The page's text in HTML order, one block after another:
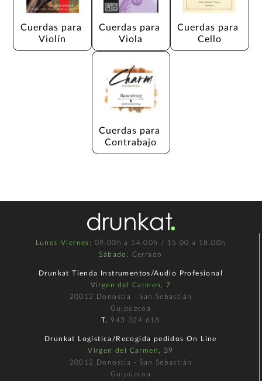
Cuerdas para
Violín
Cuerdas para
Viola
Cuerdas para
Cello
Cuerdas para
Contrabajo
Lunes-Viernes : 09.00h a 14.00h / 15.00 a 18.00h
Sábado : Cerrado
Drunkat Tienda Instrumentos/Audio Profesional
Virgen del Carmen, 7
20012 Donostia - San Sebastián
Guipúzcoa
T. 943 324 618
Drunkat Logística/Recogida pedidos On Line
Virgen del Carmen, 39
20012 Donostia - San Sebastián
Guipúzcoa